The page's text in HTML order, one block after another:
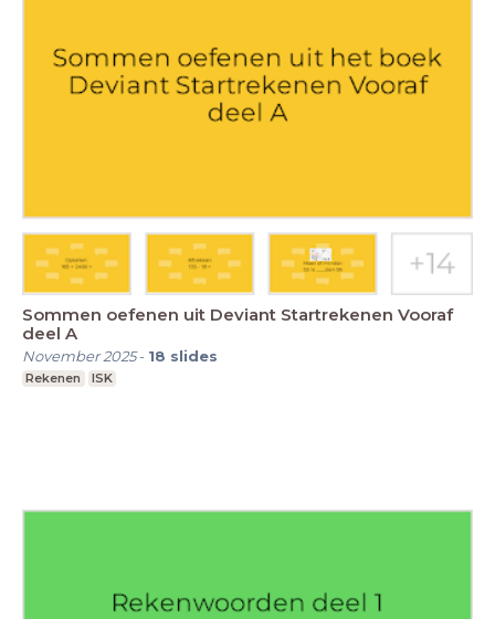
Sommen oefenen uit Deviant Startrekenen Vooraf
deel A
November 2025- 18 slides
Rekenen ISK